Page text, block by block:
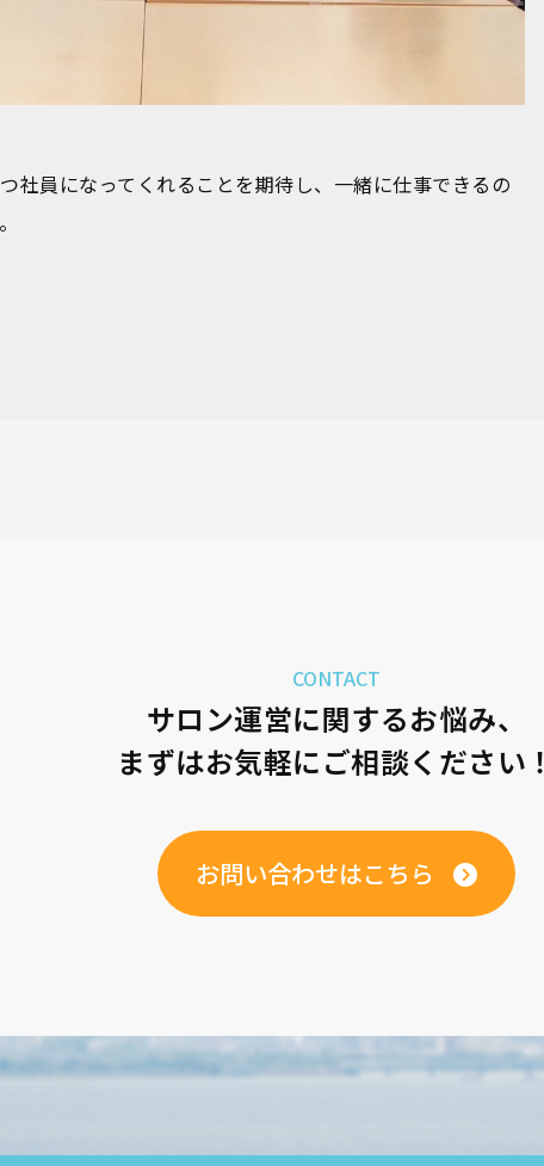
社員になってくれることを期待し、一緒に仕事できるの
CONTACT
サロン運営に関するお悩み、
まずはお気軽にご相談ください！
お問い合わせはこちら